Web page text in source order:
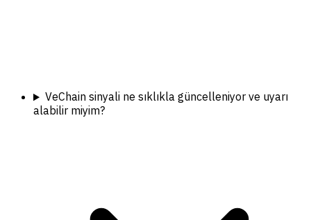
VeChain sinyali ne sıklıkla güncelleniyor ve uyarı
alabilir miyim?